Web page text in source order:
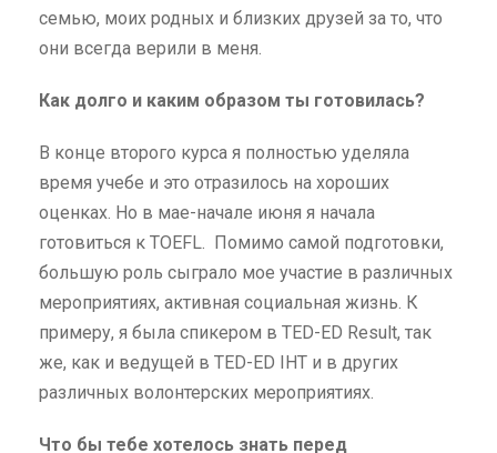
семью, моих родных и близких друзей за то, что
они всегда верили в меня.
Как долго и каким образом ты готовилась?
В конце второго курса я полностью уделяла
время учебе и это отразилось на хороших
оценках. Но в мае-начале июня я начала
готовиться к TOEFL. Помимо самой подготовки,
большую роль сыграло мое участие в различных
мероприятиях, активная социальная жизнь. К
примеру, я была спикером в TED-ED Result, так
же, как и ведущей в TED-ED IHT и в других
различных волонтерских мероприятиях.
Что бы тебе хотелось знать перед